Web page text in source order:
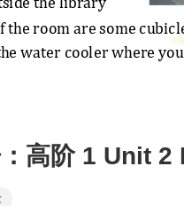
高阶 1 Unit 2